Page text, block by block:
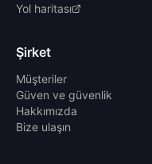
Yol haritası
Şirket
Müşteriler
Güven ve güvenlik
Hakkımızda
Bize ulaşın